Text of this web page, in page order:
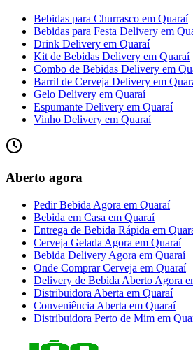
Bebidas para Churrasco em Quaraí
Bebidas para Festa Delivery em
Drink Delivery em Quaraí
Kit de Bebidas Delivery em Quaraí
Combo de Bebidas Delivery em
Barril de Cerveja Delivery em
Gelo Delivery em Quaraí
Espumante Delivery em Quaraí
Vinho Delivery em Quaraí
Aberto agora
Pedir Bebida Agora em Quaraí
Bebida em Casa em Quaraí
Entrega de Bebida Rápida em
Cerveja Gelada Agora em Quaraí
Bebida Delivery Agora em Quaraí
Onde Comprar Cerveja em Quaraí
Delivery de Bebida Aberto Agora
Distribuidora Aberta em Quaraí
Conveniência Aberta em Quaraí
Distribuidora Perto de Mim em